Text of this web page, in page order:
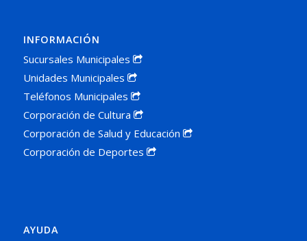
INFORMACIÓN
Sucursales Municipales
Unidades Municipales
Teléfonos Municipales
Corporación de Cultura
Corporación de Salud y Educación
Corporación de Deportes
AYUDA